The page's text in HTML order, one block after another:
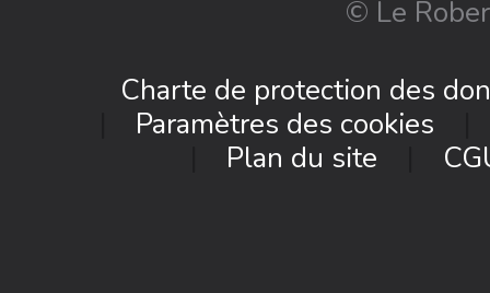
© Le
Charte de protection des
Paramètres des cookies
Plan du site